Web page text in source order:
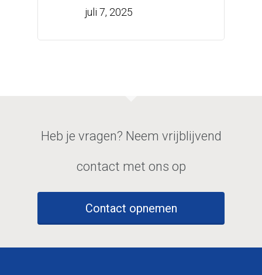
juli 7, 2025
Heb je vragen? Neem vrijblijvend
contact met ons op
Contact opnemen